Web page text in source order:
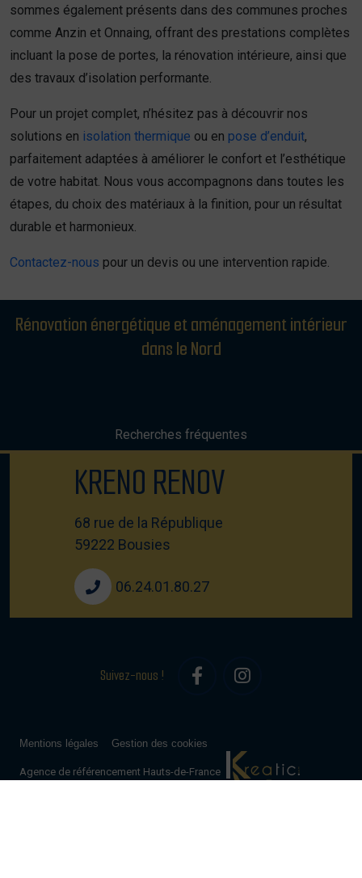
sommes également présents dans des communes proches
comme Anzin et Onnaing, offrant des prestations complètes
incluant la pose de portes, la rénovation intérieure, ainsi que
des travaux d’isolation performante.
Pour un projet complet, n’hésitez pas à découvrir nos
solutions en isolation thermique ou en pose d’enduit,
parfaitement adaptées à améliorer le confort et l’esthétique
de votre habitat. Nous vous accompagnons dans toutes les
étapes, du choix des matériaux à la finition, pour un résultat
durable et harmonieux.
Contactez-nous pour un devis ou une intervention rapide.
Rénovation énergétique et aménagement intérieur
dans le Nord
Recherches fréquentes
KRENO RENOV
68 rue de la République
59222 Bousies
06.24.01.80.27
Suivez-nous !
Mentions légales Gestion des cookies
Agence de référencement Hauts-de-France